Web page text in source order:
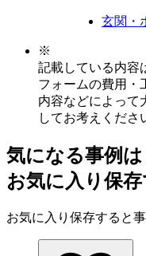
玄関・
※
記載している内容
フォームの費用・
内容などによって
してお考えくださ
気になる事例は
お気に入り保
お気に入り保存すると